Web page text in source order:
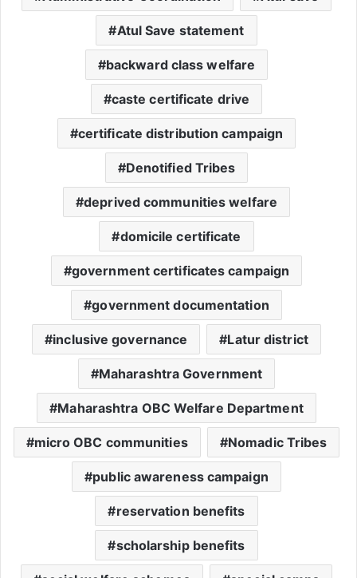
Atul Save statement
backward class welfare
caste certificate drive
certificate distribution campaign
Denotified Tribes
deprived communities welfare
domicile certificate
government certificates campaign
government documentation
inclusive governance Latur district
Maharashtra Government
Maharashtra OBC Welfare Department
micro OBC communities Nomadic Tribes
public awareness campaign
reservation benefits
scholarship benefits